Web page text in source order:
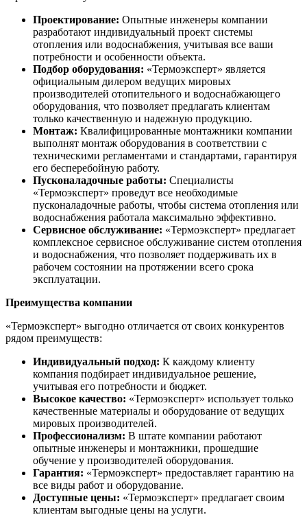
Проектирование: Опытные инженеры компании
разработают индивидуальный проект системы
отопления или водоснабжения, учитывая все ваши
потребности и особенности объекта.
Подбор оборудования: «Термоэксперт» является
официальным дилером ведущих мировых
производителей отопительного и водоснабжающего
оборудования, что позволяет предлагать клиентам
только качественную и надежную продукцию.
Монтаж: Квалифицированные монтажники компании
выполнят монтаж оборудования в соответствии с
техническими регламентами и стандартами, гарантируя
его бесперебойную работу.
Пусконаладочные работы: Специалисты
«Термоэксперт» проведут все необходимые
пусконаладочные работы, чтобы система отопления или
водоснабжения работала максимально эффективно.
Сервисное обслуживание: «Термоэксперт» предлагает
комплексное сервисное обслуживание систем отопления
и водоснабжения, что позволяет поддерживать их в
рабочем состоянии на протяжении всего срока
эксплуатации.
Преимущества компании
«Термоэксперт» выгодно отличается от своих конкурентов
рядом преимуществ:
Индивидуальный подход: К каждому клиенту
компания подбирает индивидуальное решение,
учитывая его потребности и бюджет.
Высокое качество: «Термоэксперт» использует только
качественные материалы и оборудование от ведущих
мировых производителей.
Профессионализм: В штате компании работают
опытные инженеры и монтажники, прошедшие
обучение у производителей оборудования.
Гарантия: «Термоэксперт» предоставляет гарантию на
все виды работ и оборудование.
Доступные цены: «Термоэксперт» предлагает своим
клиентам выгодные цены на услуги.